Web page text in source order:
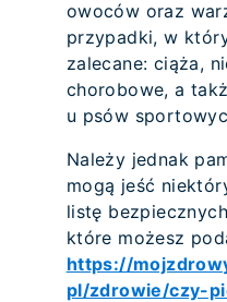
owoców oraz
przypadki, w
zalecane: ciąża,
chorobowe, a
u psów
Należy jednak
mogą jeść
listę
które możesz
https://
pl/zdrowie/czy-